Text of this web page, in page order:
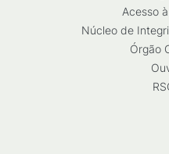
Acesso
Núcleo de
Órgão